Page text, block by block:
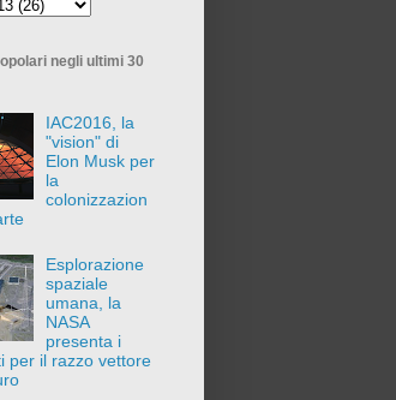
negli ultimi 30
IAC2016, la
"vision" di
Elon Musk per
la
colonizzazion
Esplorazione
spaziale
umana, la
NASA
presenta i
per il razzo vettore